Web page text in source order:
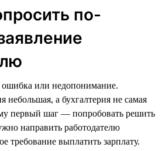
по-
или недопонимание.
небольшая, а бухгалтерия не самая
первый шаг — попробовать решить
направить работодателю
требование выплатить зарплату.